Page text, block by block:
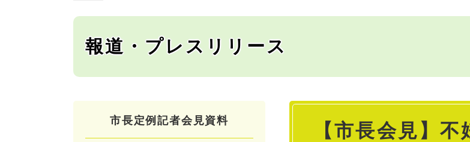
報道・プレスリリース
本
【市長会見】
市長定例記者会見資料